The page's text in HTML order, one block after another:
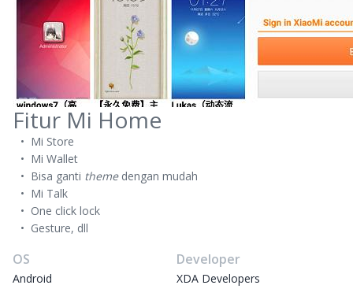
Fitur Mi Home
Mi Store
Mi Wallet
Bisa ganti themedengan mudah
Mi Talk
One click lock
Gesture, dll
OS
Android
Developer
XDA Developers